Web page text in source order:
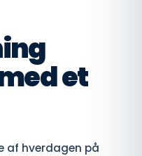
et
af hverdagen på